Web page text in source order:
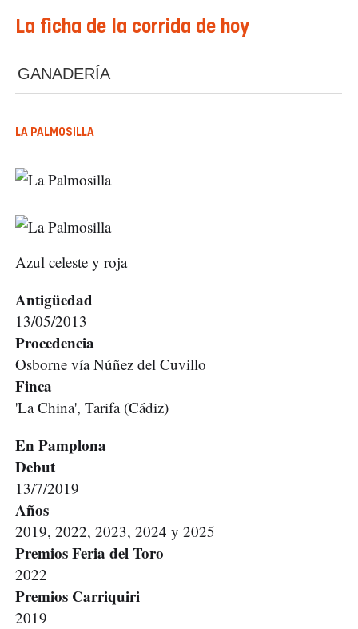
La ficha de la corrida de hoy
GANADERÍA
LA PALMOSILLA
Azul celeste y roja
Antigüedad
13/05/2013
Procedencia
Osborne vía Núñez del Cuvillo
Finca
'La China', Tarifa (Cádiz)
En Pamplona
Debut
13/7/2019
Años
2019, 2022, 2023, 2024 y 2025
Premios Feria del Toro
2022
Premios Carriquiri
2019